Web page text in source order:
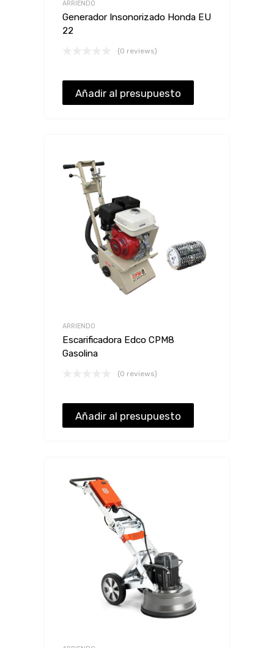
ARRIENDO
Generador Insonorizado Honda EU
22
(0 reviews)
Añadir al presupuesto
ARRIENDO
Escarificadora Edco CPM8
Gasolina
(0 reviews)
Añadir al presupuesto